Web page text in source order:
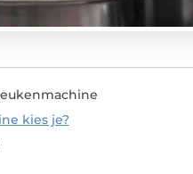
kies je?